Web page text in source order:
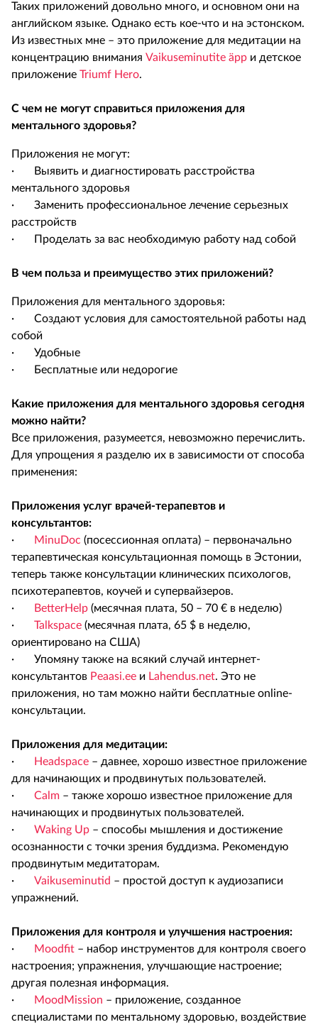
Таких приложений довольно много, и основном они на
английском языке. Однако есть кое-что и на эстонском.
Из известных мне – это приложение для медитации на
концентрацию внимания Vaikuseminutite äpp и детское
приложение Triumf Hero.
С чем не могут справиться приложения для
ментального здоровья?
Приложения не могут:
· Выявить и диагностировать расстройства
ментального здоровья
· Заменить профессиональное лечение серьезных
расстройств
· Проделать за вас необходимую работу над собой
В чем польза и преимущество этих приложений?
Приложения для ментального здоровья:
· Создают условия для самостоятельной работы над
собой
· Удобные
· Бесплатные или недорогие
Какие приложения для ментального здоровья сегодня
можно найти?
Все приложения, разумеется, невозможно перечислить.
Для упрощения я разделю их в зависимости от способа
применения:
Приложения услуг врачей-терапевтов и
консультантов:
·
MinuDoc (посессионная оплата) – первоначально
терапевтическая консультационная помощь в Эстонии,
теперь также консультации клинических психологов,
психотерапевтов, коучей и супервайзеров.
·
BetterHelp (месячная плата, 50 – 70 € в неделю)
· Talkspace (месячная плата, 65 $ в неделю,
ориентировано на США)
· Упомяну также на всякий случай интернет-
консультантов Peaasi.ee и Lahendus.net. Это не
приложения, но там можно найти бесплатные online-
консультации.
Приложения для медитации:
·
Headspace – давнее, хорошо известное приложение
для начинающих и продвинутых пользователей.
· Calm – также хорошо известное приложение для
начинающих и продвинутых пользователей.
· Waking Up – способы мышления и достижение
осознанности с точки зрения буддизма. Рекомендую
продвинутым медитаторам.
· Vaikuseminutid – простой доступ к аудиозаписи
упражнений.
Приложения для контроля и улучшения настроения:
·
Moodfit – набор инструментов для контроля своего
настроения; упражнения, улучшающие настроение;
другая полезная информация.
·
MoodMission – приложение, созданное
специалистами по ментальному здоровью, воздействие